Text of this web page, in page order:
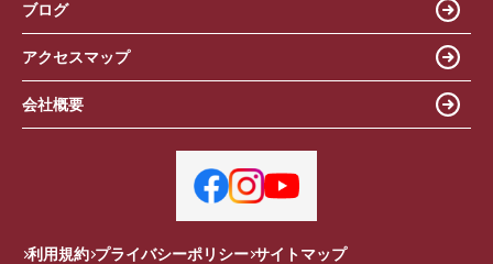
ブログ
アクセスマップ
会社概要
利用規約 プライバシーポリシー サイトマップ